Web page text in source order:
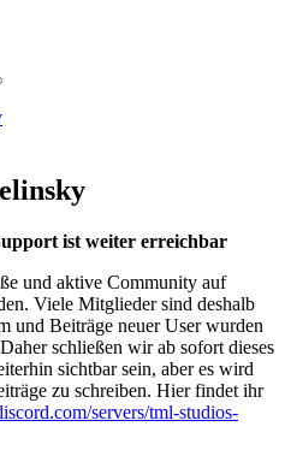
ist weiter erreichbar
und aktive Community auf
Viele Mitglieder sind deshalb
und Beiträge neuer User wurden
schließen wir ab sofort dieses
sichtbar sein, aber es wird
zu schreiben. Hier findet ihr
servers/tml-studios-